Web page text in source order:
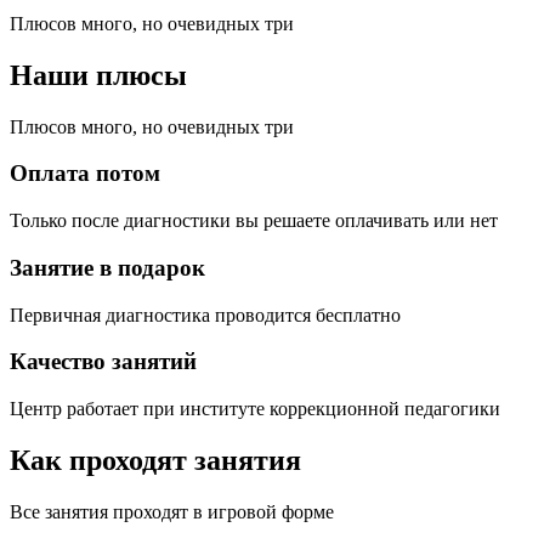
Плюсов много, но очевидных три
Наши плюсы
Плюсов много, но очевидных три
Оплата потом
Только после диагностики вы решаете оплачивать или нет
Занятие в подарок
Первичная диагностика проводится бесплатно
Качество занятий
Центр работает при институте коррекционной педагогики
Как проходят занятия
Все занятия проходят в игровой форме